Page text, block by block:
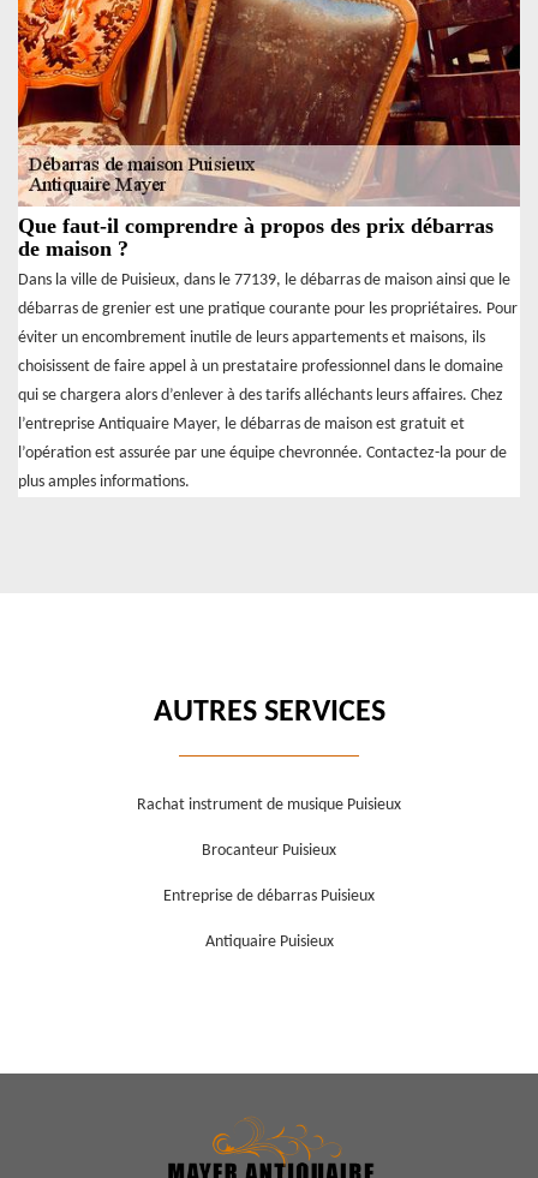
Que faut-il comprendre à propos des prix débarras
de maison ?
Dans la ville de Puisieux, dans le 77139, le débarras de maison ainsi que le
débarras de grenier est une pratique courante pour les propriétaires. Pour
éviter un encombrement inutile de leurs appartements et maisons, ils
choisissent de faire appel à un prestataire professionnel dans le domaine
qui se chargera alors d’enlever à des tarifs alléchants leurs affaires. Chez
l’entreprise Antiquaire Mayer, le débarras de maison est gratuit et
l’opération est assurée par une équipe chevronnée. Contactez-la pour de
plus amples informations.
AUTRES SERVICES
Rachat instrument de musique Puisieux
Brocanteur Puisieux
Entreprise de débarras Puisieux
Antiquaire Puisieux